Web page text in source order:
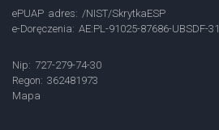
ePUAP adres: /NIST/SkrytkaESP
e-Doręczenia: AE:PL-91025-87686-UBSDF-31
Nip: 727-279-74-30
Regon: 362481973
Mapa